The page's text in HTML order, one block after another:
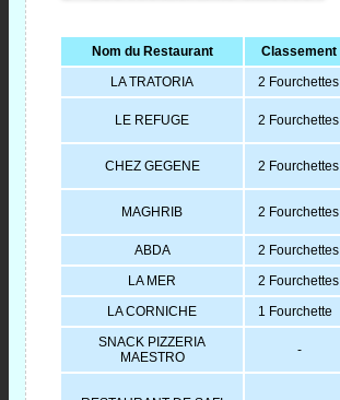
Nom du Restaurant Classement
LA TRATORIA
2 Fourchettes
LE REFUGE 2 Fourchettes
CHEZ GEGENE 2 Fourchettes
MAGHRIB 2 Fourchettes
ABDA
2 Fourchettes
LA MER
2 Fourchettes
LA CORNICHE
1 Fourchette
SNACK PIZZERIA
MAESTRO
-